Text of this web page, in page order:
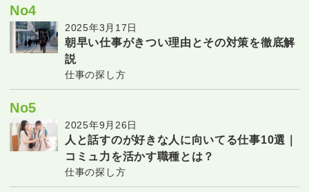
No4
2025年3月17日
朝早い仕事がきつい理由とその対策を徹底解
説
仕事の探し方
No5
2025年9月26日
人と話すのが好きな人に向いてる仕事10選｜
コミュ力を活かす職種とは？
仕事の探し方